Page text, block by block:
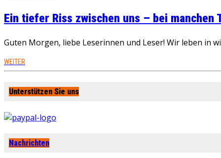
Ein tiefer Riss zwischen uns – bei
Guten Morgen, liebe Leserinnen und Leser! Wir leben in
WEITER
Unterstützen Sie uns
Nachrichten